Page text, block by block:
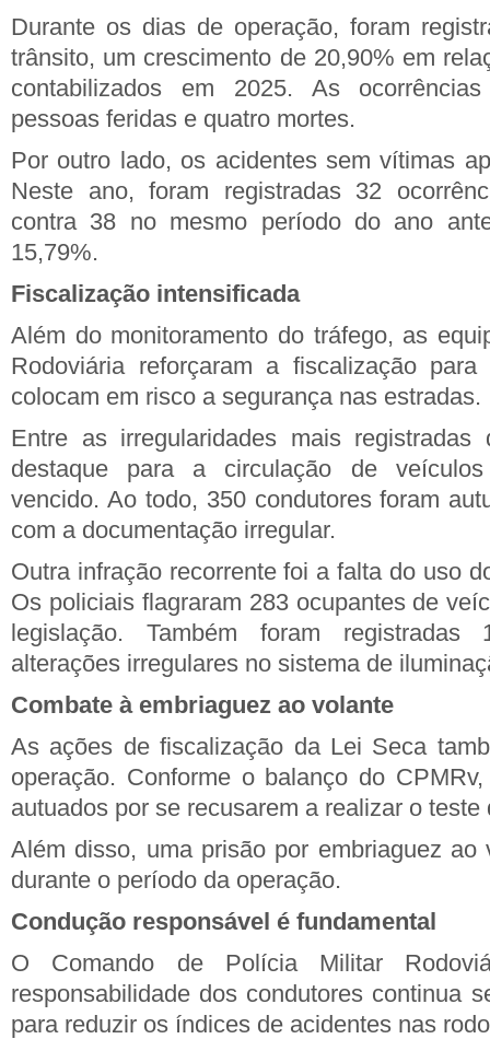
Durante os dias de operação, foram
trânsito, um crescimento de 20,90% em
contabilizados em 2025. As
pessoas feridas e quatro mortes.
Por outro lado, os acidentes sem vítimas
Neste ano, foram registradas 32
contra 38 no mesmo período do ano
15,79%.
Fiscalização intensificada
Além do monitoramento do tráfego, as
Rodoviária reforçaram a fiscalização
colocam em risco a segurança nas estradas.
Entre as irregularidades mais registradas
destaque para a circulação de veículos
vencido. Ao todo, 350 condutores foram
com a documentação irregular.
Outra infração recorrente foi a falta do uso
Os policiais flagraram 283 ocupantes de
legislação. Também foram registradas
alterações irregulares no sistema de
Combate à embriaguez ao volante
As ações de fiscalização da Lei Seca
operação. Conforme o balanço do
autuados por se recusarem a realizar o teste
Além disso, uma prisão por embriaguez ao
durante o período da operação.
Condução responsável é fundamental
O Comando de Polícia Militar
responsabilidade dos condutores continua
para reduzir os índices de acidentes nas